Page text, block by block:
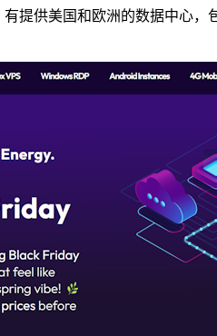
有提供美国和欧洲的数据中心